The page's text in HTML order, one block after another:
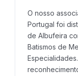
O nosso
Portugal foi
de Albufeira
Batismos de